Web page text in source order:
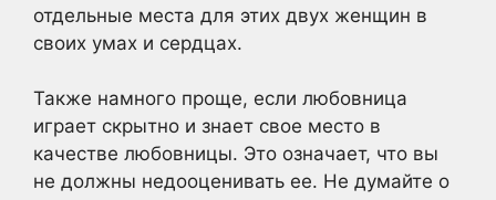
отдельные места для этих двух женщин в
своих умах и сердцах.
Также намного проще, если любовница
играет скрытно и знает свое место в
качестве любовницы. Это означает, что вы
не должны недооценивать ее. Не думайте о